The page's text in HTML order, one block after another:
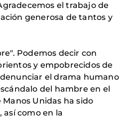
el trabajo de
generosa de tantos y
Podemos decir con
y empobrecidos de
el drama humano
del hambre en el
Unidas ha sido
como en la